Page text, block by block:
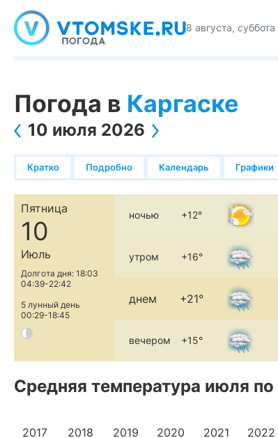
8 августа, суббота
Погода в Каргаске
10 июля 2026
Кратко Подробно Календарь Графики
Пятница
10
Июль
Долгота дня: 18:03
04:39-22:42
5 лунный день
00:29-18:45
ночью +12°
утром +16°
днем +21°
вечером +15°
Средняя температура июля по
2017 2018 2019 2020 2021 2022